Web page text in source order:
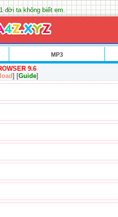
đời ta không biết em.
MP3
9.6
] [Guide]